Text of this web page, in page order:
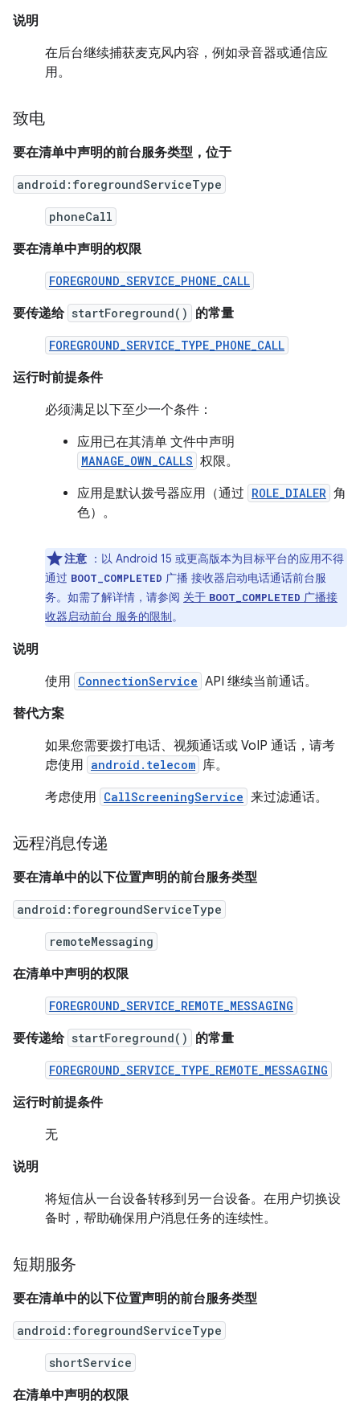
说明
在后台继续捕获麦克风内容，例如录音器或通信应
用。
致电
要在清单中声明的前台服务类型，位于
android:foregroundServiceType
phoneCall
要在清单中声明的权限
FOREGROUND_SERVICE_PHONE_CALL
要传递给 startForeground() 的常量
FOREGROUND_SERVICE_TYPE_PHONE_CALL
运行时前提条件
必须满足以下至少一个条件：
应用已在其清单 文件中声明
MANAGE_OWN_CALLS 权限。
应用是默认拨号器应用（通过 ROLE_DIALER 角
色）。
注意 ：以 Android 15 或更高版本为目标平台的应用不得
通过 BOOT_COMPLETED 广播 接收器启动电话通话前台服
务。如需了解详情，请参阅 关于 BOOT_COMPLETED 广播接
收器启动前台 服务的限制。
说明
使用 ConnectionService API 继续当前通话。
替代方案
如果您需要拨打电话、视频通话或 VoIP 通话，请考
虑使用 android.telecom 库。
考虑使用 CallScreeningService 来过滤通话。
远程消息传递
要在清单中的以下位置声明的前台服务类型
android:foregroundServiceType
remoteMessaging
在清单中声明的权限
FOREGROUND_SERVICE_REMOTE_MESSAGING
要传递给 startForeground() 的常量
FOREGROUND_SERVICE_TYPE_REMOTE_MESSAGING
运行时前提条件
无
说明
将短信从一台设备转移到另一台设备。在用户切换设
备时，帮助确保用户消息任务的连续性。
短期服务
要在清单中的以下位置声明的前台服务类型
android:foregroundServiceType
shortService
在清单中声明的权限